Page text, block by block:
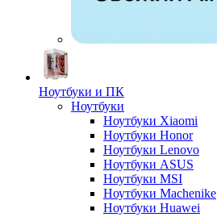
Ноутбуки и ПК
Ноутбуки
Ноутбуки Xiaomi
Ноутбуки Honor
Ноутбуки Lenovo
Ноутбуки ASUS
Ноутбуки MSI
Ноутбуки Machenike
Ноутбуки Huawei